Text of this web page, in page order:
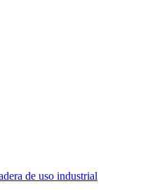
de uso industrial